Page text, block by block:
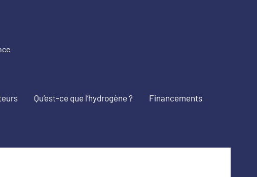
Qu’est-ce que l’hydrogène ? Financements